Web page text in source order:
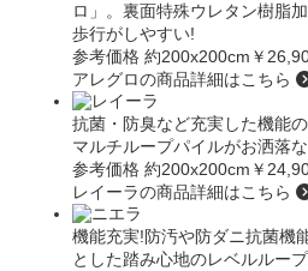
ロ」
。裏面特殊ウレタン樹脂
歩行がしやすい!
参考価格 約200x200cm ￥
アレグロの商品詳細はこちら
抗菌・防臭など充実した機能の
マルチループパイルがお洒落
参考価格 約200x200cm ￥
レイーラの商品詳細はこちら
機能充実!防汚や防ダニ抗菌機
とした踏み心地のレベルルー